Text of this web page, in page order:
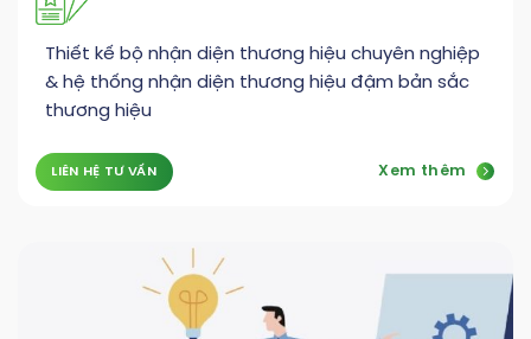
Thiết kế bộ nhận diện thương hiệu chuyên nghiệp
& hệ thống nhận diện thương hiệu đậm bản sắc
thương hiệu
LIÊN HỆ TƯ VẤN Xem thêm